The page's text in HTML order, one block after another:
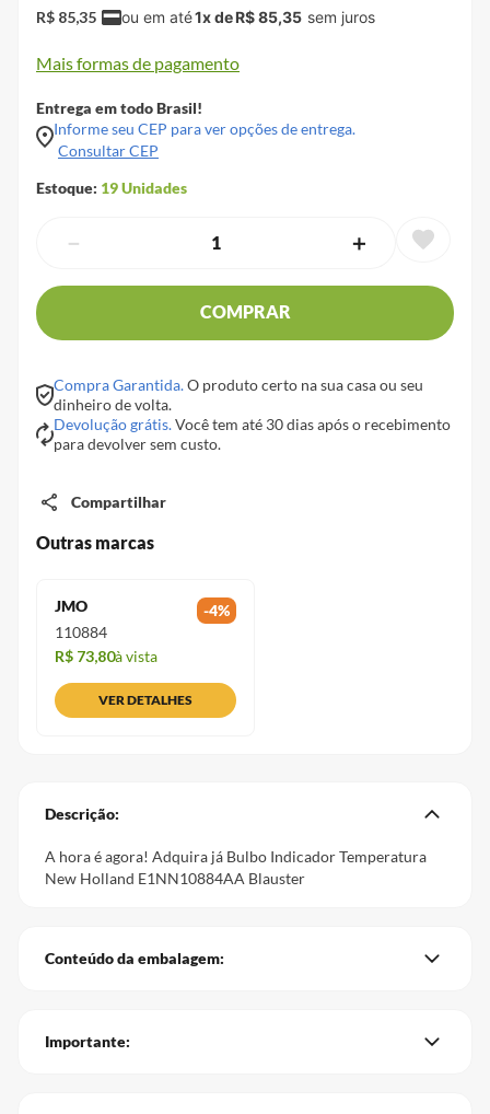
R$ 85,35 1x deR$85,35
Mais formas de pagamento
Entrega em todo Brasil!
Informe seu CEP para ver opções de entrega.
Consultar CEP
Estoque: 19Unidades
＋
－
COMPRAR
Compra Garantida.O produto certo na sua casa ou seu
dinheiro de volta.
Devolução grátis.Você tem até 30 dias após o recebimento
para devolver sem custo.
Compartilhar
Outras marcas
JMO -4%
110884
R$ 73,80à vista
VER DETALHES
Descrição:
A hora é agora! Adquira já Bulbo Indicador Temperatura
New Holland E1NN10884AA Blauster
Conteúdo da embalagem:
Importante: